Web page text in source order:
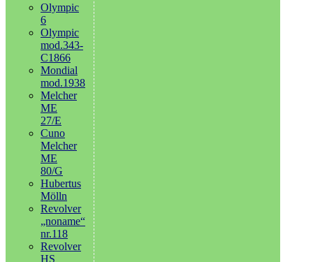
Olympic
6
Olympic
mod.343-
C1866
Mondial
mod.1938
Melcher
ME
27/E
Cuno
Melcher
ME
80/G
Hubertus
Mölln
Revolver
„noname“
nr.118
Revolver
HS